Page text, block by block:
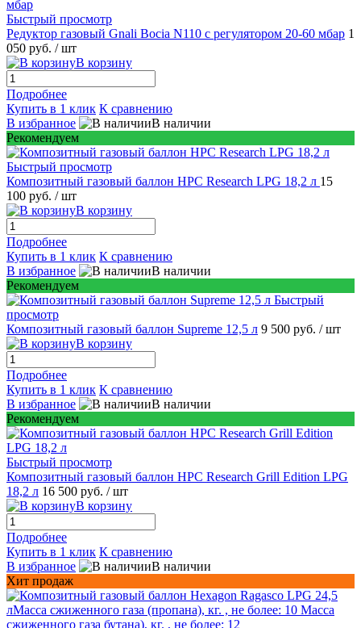
Быстрый просмотр
Редуктор газовый Gnali Bocia N110 c регулятором 20-60 мбар 1
050 руб. / шт
В корзину
Подробнее
Купить в 1 клик К сравнению
В избранное
В наличии
Рекомендуем
Быстрый просмотр
Композитный газовый баллон HPC Research LPG 18,2 л 15
100 руб. / шт
В корзину
Подробнее
Купить в 1 клик К сравнению
В избранное
В наличии
Рекомендуем
Быстрый
просмотр
Композитный газовый баллон Supreme 12,5 л 9 500 руб. / шт
В корзину
Подробнее
Купить в 1 клик К сравнению
В избранное
В наличии
Рекомендуем
Быстрый просмотр
Композитный газовый баллон HPC Research Grill Edition LPG
18,2 л 16 500 руб. / шт
В корзину
Подробнее
Купить в 1 клик К сравнению
В избранное
В наличии
Хит продаж